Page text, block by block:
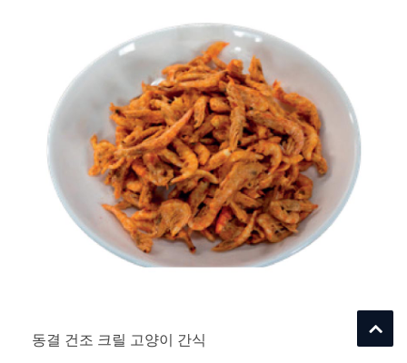
동결 건조 크릴 고양이 간식